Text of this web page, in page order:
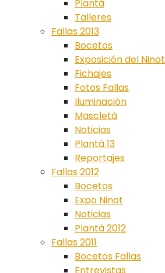
Plantà
Talleres
Fallas 2013
Bocetos
Exposición del Ninot
Fichajes
Fotos Fallas
Iluminación
Mascletà
Noticias
Plantà 13
Reportajes
Fallas 2012
Bocetos
Expo Ninot
Noticias
Plantà 2012
Fallas 2011
Bocetos Fallas